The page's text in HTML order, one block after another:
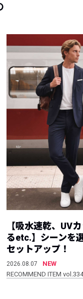
【吸水速乾、UV
るetc.】シーンを
セットアップ！
2026.08.07
NEW
RECOMMEND ITEM vol.334